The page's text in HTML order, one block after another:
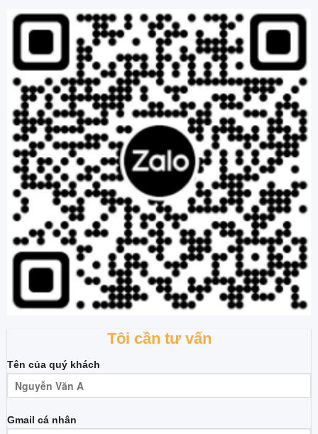
Tôi cần tư vấn
Tên của quý khách
Gmail cá nhân